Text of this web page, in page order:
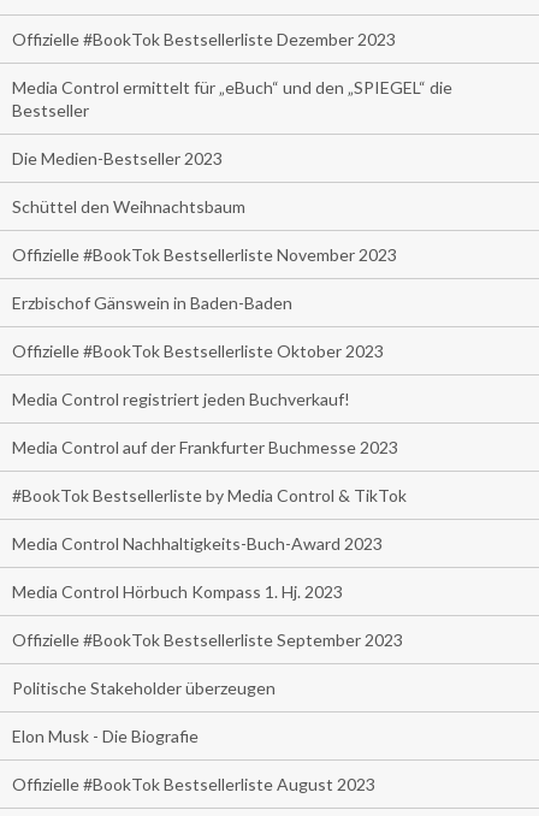
Offizielle #BookTok Bestsellerliste Dezember 2023
Media Control ermittelt für „eBuch“ und den „SPIEGEL“ die
Bestseller
Die Medien-Bestseller 2023
Schüttel den Weihnachtsbaum
Offizielle #BookTok Bestsellerliste November 2023
Erzbischof Gänswein in Baden-Baden
Offizielle #BookTok Bestsellerliste Oktober 2023
Media Control registriert jeden Buchverkauf!
Media Control auf der Frankfurter Buchmesse 2023
#BookTok Bestsellerliste by Media Control & TikTok
Media Control Nachhaltigkeits-Buch-Award 2023
Media Control Hörbuch Kompass 1. Hj. 2023
Offizielle #BookTok Bestsellerliste September 2023
Politische Stakeholder überzeugen
Elon Musk - Die Biografie
Offizielle #BookTok Bestsellerliste August 2023